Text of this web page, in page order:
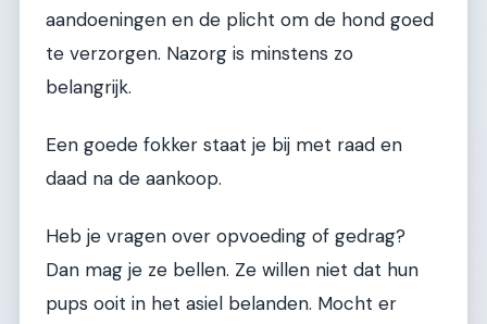
aandoeningen en de plicht om de hond goed
te verzorgen. Nazorg is minstens zo
belangrijk.
Een goede fokker staat je bij met raad en
daad na de aankoop.
Heb je vragen over opvoeding of gedrag?
Dan mag je ze bellen. Ze willen niet dat hun
pups ooit in het asiel belanden. Mocht er